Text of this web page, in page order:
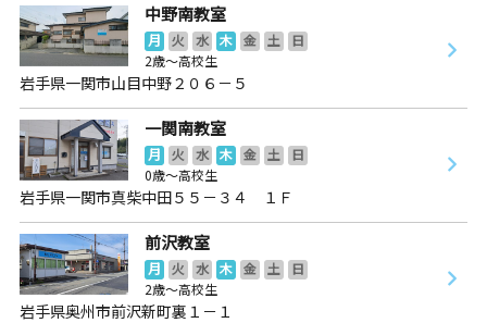
中野南教室
月 火 水 木 金 土
日
2歳～高校生
岩手県一関市山目中野２０６－５
一関南教室
月 火 水 木 金 土
日
0歳～高校生
岩手県一関市真柴中田５５－３４ １Ｆ
前沢教室
月 火 水 木 金 土
日
2歳～高校生
岩手県奥州市前沢新町裏１－１